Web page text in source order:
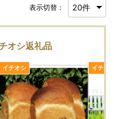
表示切替：
オシ返礼品